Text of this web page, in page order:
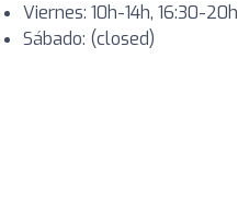
Viernes: 10h-14h, 16:30-20h
Sábado: (closed)